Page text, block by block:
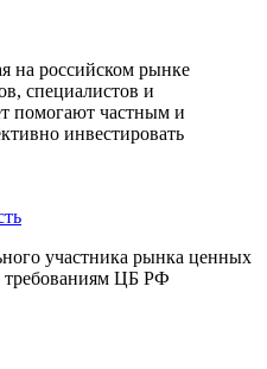
российском рынке
специалистов и
помогают частным и
инвестировать
участника рынка ценных
требованиям ЦБ РФ